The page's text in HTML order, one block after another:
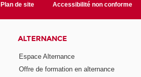
Plan de site Accessibilité non conforme
ALTERNANCE
Espace Alternance
Offre de formation en alternance